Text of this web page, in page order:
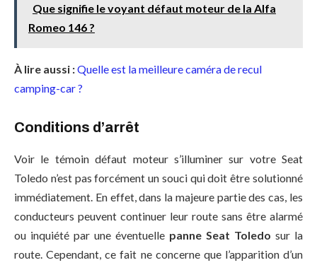
Que signifie le voyant défaut moteur de la Alfa
Romeo 146 ?
À lire aussi :Quelle est la meilleure caméra de recul
camping-car ?
Conditions d’arrêt
Voir le témoin défaut moteur s’illuminer sur votre Seat
Toledo n’est pas forcément un souci qui doit être solutionné
immédiatement. En effet, dans la majeure partie des cas, les
conducteurs peuvent continuer leur route sans être alarmé
ou inquiété par une éventuelle panne Seat Toledo sur la
route. Cependant, ce fait ne concerne que l’apparition d’un